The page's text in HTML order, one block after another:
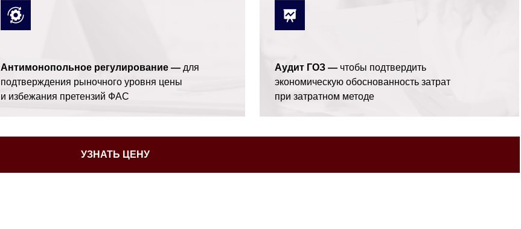
Антимонопольное регулирование — для
подтверждения рыночного уровня цены
и избежания претензий ФАС
Аудит ГОЗ — чтобы подтвердить
экономическую обоснованность затрат
при затратном методе
УЗНАТЬ ЦЕНУ